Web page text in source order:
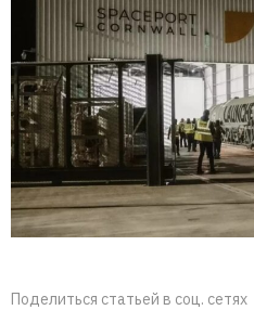
Поделиться статьей в соц. сетях